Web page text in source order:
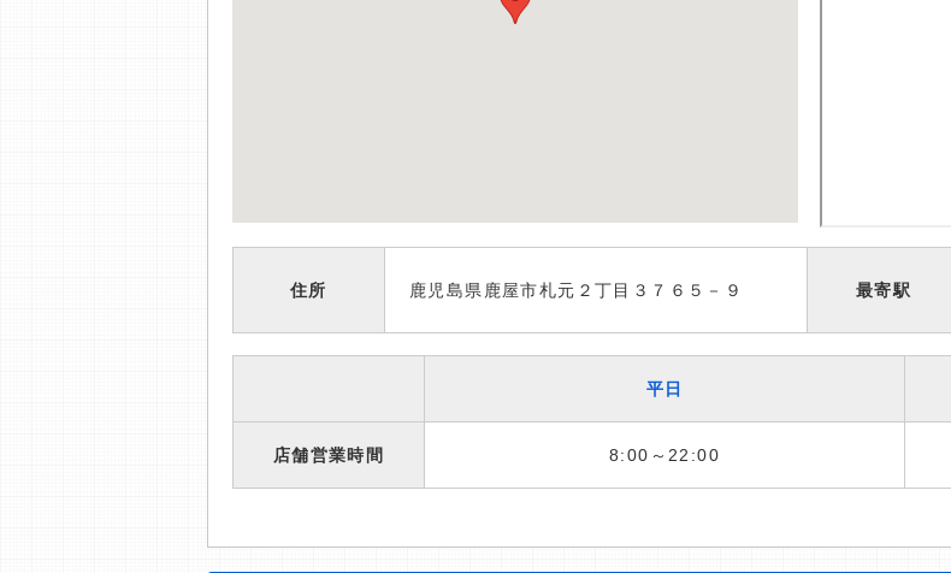
住所 鹿児島県鹿屋市札元２丁目３７６５－９ 最寄駅
平日
店舗営業時間 8:00～22:00